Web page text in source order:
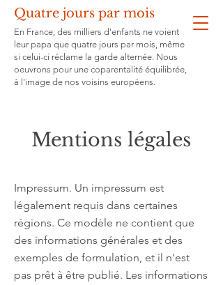
Quatre jours par mois
En France, des milliers d'enfants ne voient
leur papa que quatre jours par mois, même
si celui-ci réclame la garde alternée. Nous
oeuvrons pour une coparentalité équilibrée,
à l'image de nos voisins européens.
Mentions légales
Impressum. Un impressum est
légalement requis dans certaines
régions. Ce modèle ne contient que
des informations générales et des
exemples de formulation, et il n'est
pas prêt à être publié. Les informations